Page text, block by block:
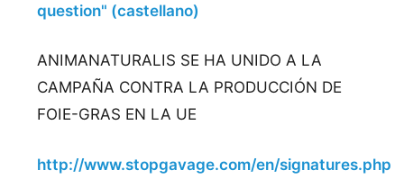
question" (castellano)
ANIMANATURALIS SE HA UNIDO A LA
CAMPAÑA CONTRA LA PRODUCCIÓN DE
FOIE-GRAS EN LA UE
http://www.stopgavage.com/en/signatures.php